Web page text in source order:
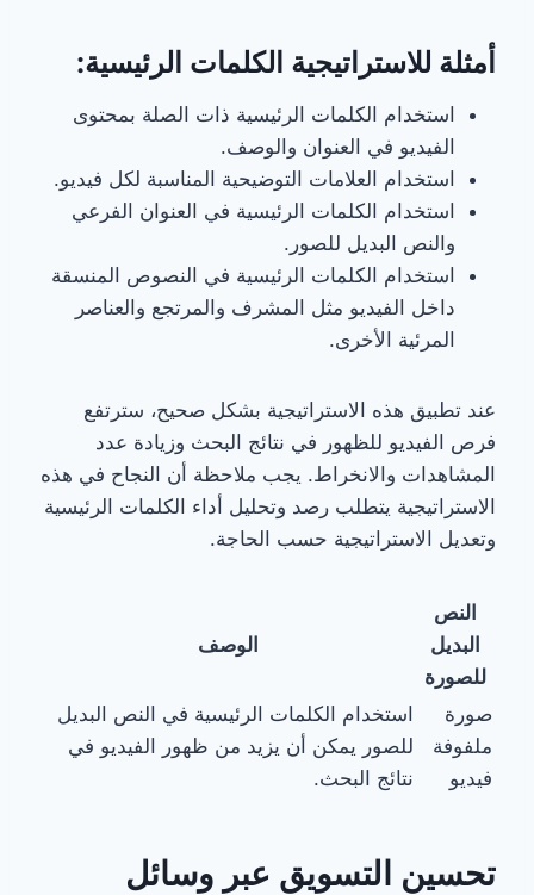
أمثلة للاستراتيجية الكلمات الرئيسية:
استخدام الكلمات الرئيسية ذات الصلة بمحتوى
الفيديو في العنوان والوصف.
استخدام العلامات التوضيحية المناسبة لكل فيديو.
استخدام الكلمات الرئيسية في العنوان الفرعي
والنص البديل للصور.
استخدام الكلمات الرئيسية في النصوص المنسقة
داخل الفيديو مثل المشرف والمرتجع والعناصر
المرئية الأخرى.
عند تطبيق هذه الاستراتيجية بشكل صحيح، سترتفع
فرص الفيديو للظهور في نتائج البحث وزيادة عدد
المشاهدات والانخراط. يجب ملاحظة أن النجاح في هذه
الاستراتيجية يتطلب رصد وتحليل أداء الكلمات الرئيسية
وتعديل الاستراتيجية حسب الحاجة.
النص
البديل
للصورة
الوصف
صورة
ملفوفة
فيديو
استخدام الكلمات الرئيسية في النص البديل
للصور يمكن أن يزيد من ظهور الفيديو في
نتائج البحث.
تحسين التسويق عبر وسائل